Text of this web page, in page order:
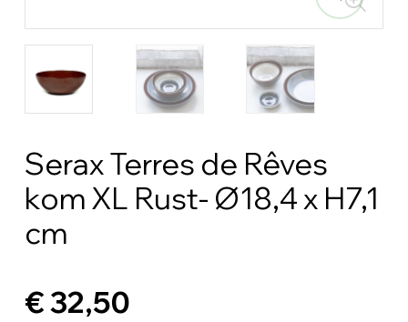
Serax Terres de Rêves
kom XL Rust- Ø18,4 x H7,1
cm
€ 32,50